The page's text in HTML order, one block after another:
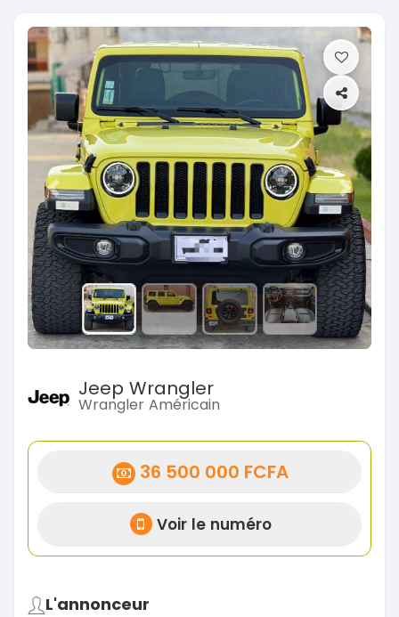
Previous Next
Jeep Wrangler
Wrangler Américain
36 500 000 FCFA
Voir le numéro
L'annonceur